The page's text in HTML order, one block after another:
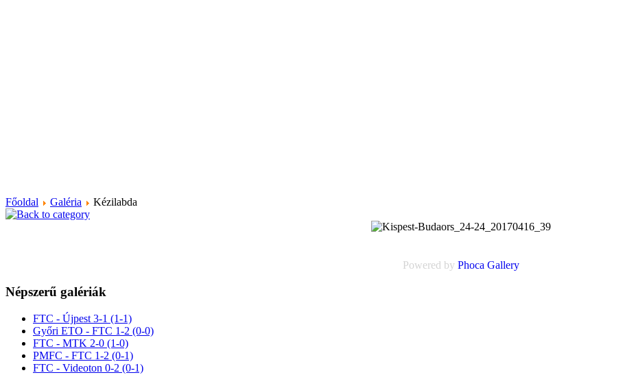
Főoldal Galéria Kézilabda
Powered by Phoca Gallery
Népszerű galériák
FTC - Újpest 3-1 (1-1)
Győri ETO - FTC 1-2 (0-0)
FTC - MTK 2-0 (1-0)
PMFC - FTC 1-2 (0-1)
FTC - Videoton 0-2 (0-1)